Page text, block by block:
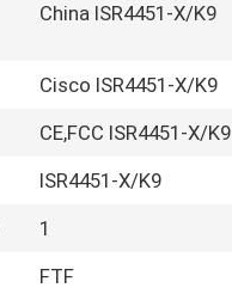
China ISR4451-X/K9
Cisco ISR4451-X/K9
CE,FCC ISR4451-X/K9
ISR4451-X/K9
1
FTF